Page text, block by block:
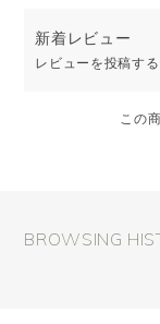
新着レビュー
レビューを投稿す
この
BROWSING